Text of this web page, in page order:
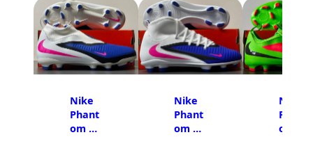
e
e
Nike
Phant
om 6
Nike
Phant
om 6
Nike
Phant
om